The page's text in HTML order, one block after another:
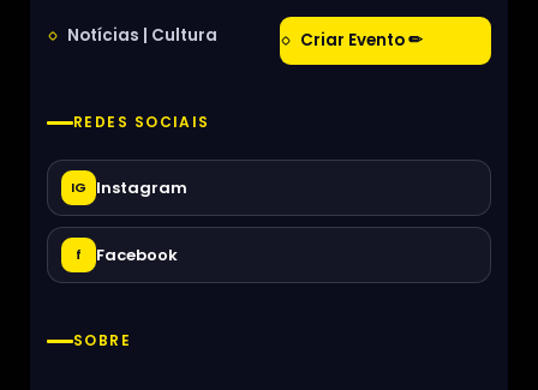
Notícias | Cultura Criar Evento ✏
REDES SOCIAIS
IG Instagram
f Facebook
SOBRE